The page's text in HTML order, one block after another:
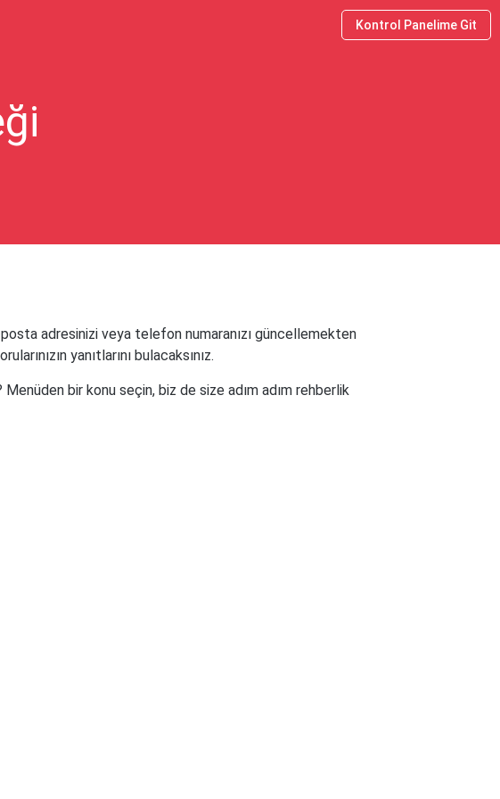
Kontrol Panelime Git
adresinizi veya telefon numaranızı güncellemekten
yanıtlarını bulacaksınız.
bir konu seçin, biz de size adım adım rehberlik